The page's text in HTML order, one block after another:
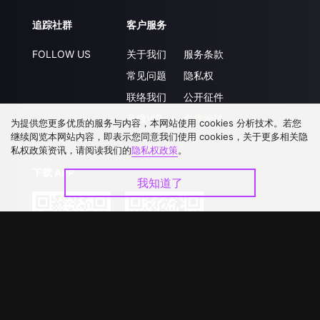
追踪社群
FOLLOW US
客户服务
关于我们
常见问题
联络我们
升级VIP
服务条款
隐私权
公开征件
合作洽談
下载 APP
为提供您更多优质的服务与内容，本网站使用 cookies 分析技术。若您
继续阅览本网站内容，即表示您同意我们使用 cookies，关于更多相关隐
私权政策资讯，请阅读我们的隐私权政策。
我知道了